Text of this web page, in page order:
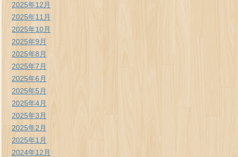
2025年12月
2025年11月
2025年10月
2025年9月
2025年8月
2025年7月
2025年6月
2025年5月
2025年4月
2025年3月
2025年2月
2025年1月
2024年12月